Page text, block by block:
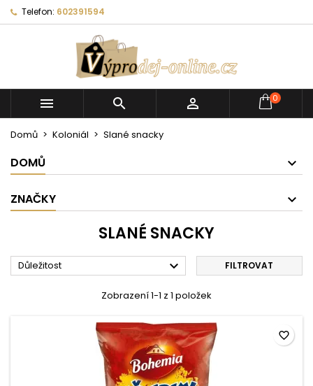
Telefon: 602391594
   0
Domů Koloniál Slané snacky
DOMŮ
ZNAČKY
SLANÉ SNACKY
Důležitost  FILTROVAT
Zobrazení 1-1 z 1 položek
favorite_border